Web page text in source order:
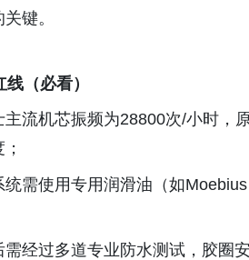
键。
（必看）
流机芯振频为28800次/小时，
需使用专用润滑油（如
需经过多道专业防水测试，胶圈